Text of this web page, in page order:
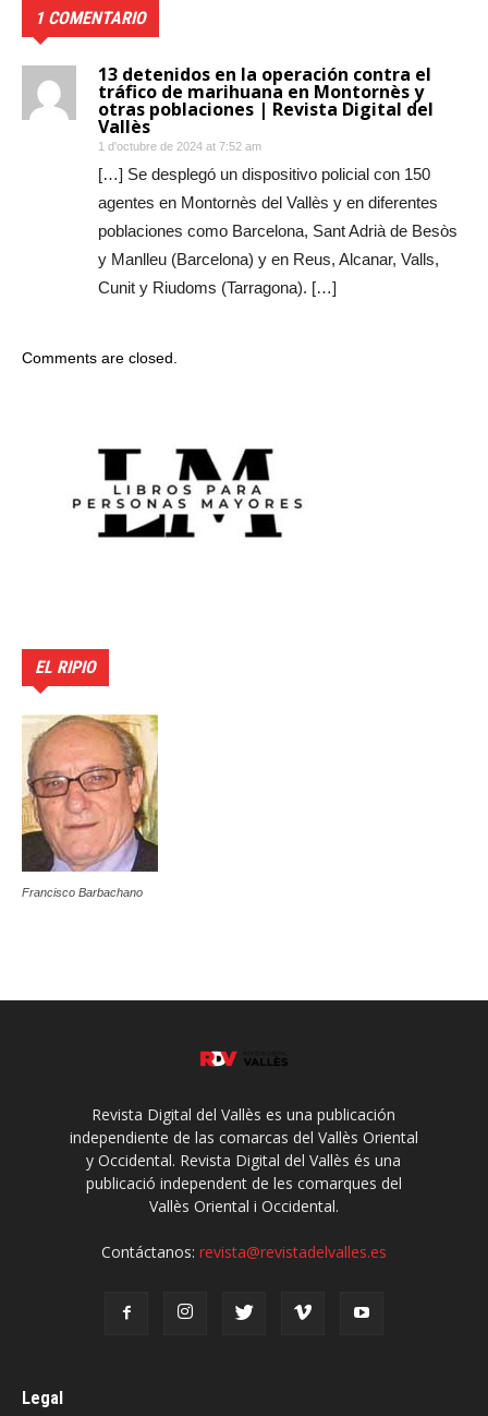
1 COMENTARIO
13 detenidos en la operación contra el
tráfico de marihuana en Montornès y
otras poblaciones | Revista Digital del
Vallès
1 d'octubre de 2024 at 7:52 am
[…] Se desplegó un dispositivo policial con 150
agentes en Montornès del Vallès y en diferentes
poblaciones como Barcelona, Sant Adrià de Besòs
y Manlleu (Barcelona) y en Reus, Alcanar, Valls,
Cunit y Riudoms (Tarragona). […]
Comments are closed.
EL RIPIO
Francisco Barbachano
Revista Digital del Vallès es una publicación
independiente de las comarcas del Vallès Oriental
y Occidental. Revista Digital del Vallès és una
publicació independent de les comarques del
Vallès Oriental i Occidental.
Contáctanos: revista@revistadelvalles.es
Legal